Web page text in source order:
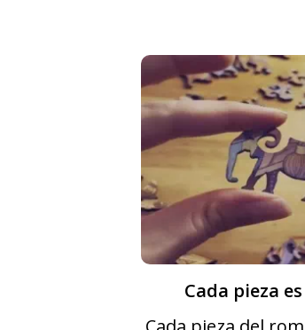
Cada pieza